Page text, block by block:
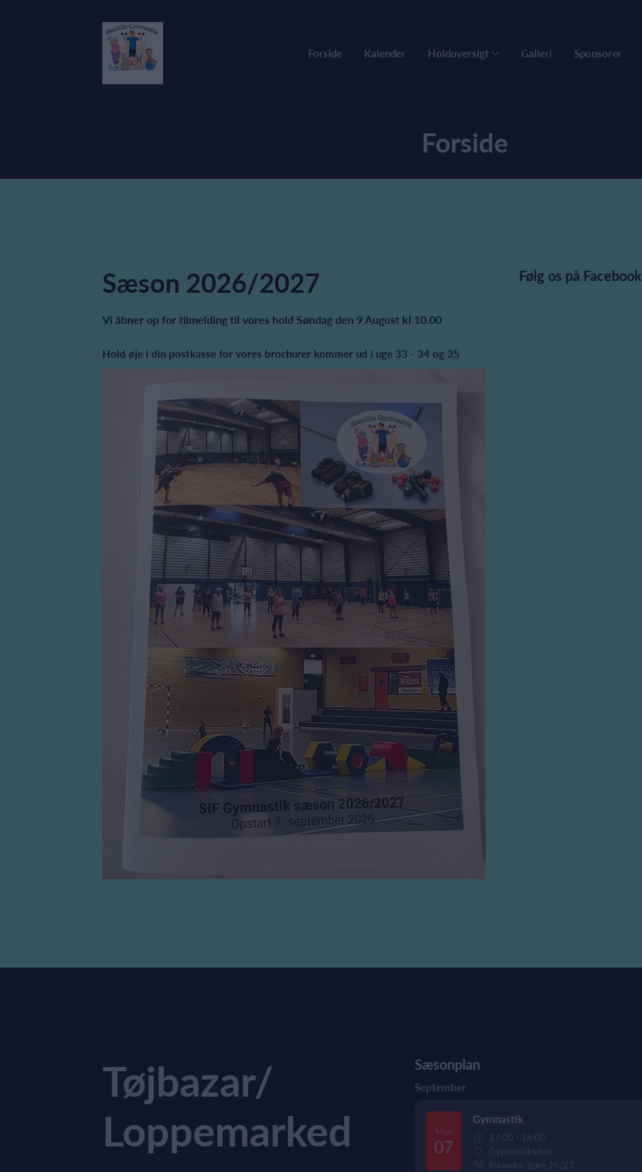
Forside Kalender Holdoversigt Galleri Sponsorer
Forside
Sæson 2026/2027
Vi åbner op for tilmelding til vores hold Søndag den 9 August kl 10.00
Hold øje i din postkasse for vores brochurer kommer ud i uge 33 - 34 og 35
Følg os på Facebook
Tøjbazar/
Loppemarked
Sæsonplan
September
Man
07
Gymnastik
17:00 - 18:00
Gymnastiksalen
Forældre/Barn 26/27